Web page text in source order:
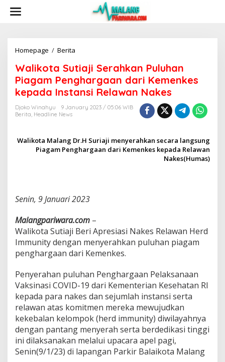
Homepage / Berita
l
i
k
o
t
t
i
e
r
h
k
a
P
l
u
h
n
P
i
a
g
a
Walikota Sutiaji Serahkan Puluhan
Piagam Penghargaan dari Kemenkes
kepada Instansi Relawan Nakes
Djoko Winahyu
9 January 2023 / 05:06 WIB
Berita, Headline News
Walikota Malang Dr.H Suriaji menyerahkan secara langsung
Piagam Penghargaan dari Kemenkes kepada Relawan
Nakes(Humas)
Senin, 9 Januari 2023
Malangpariwara.com –
Walikota Sutiaji Beri Apresiasi Nakes Relawan Herd
Immunity dengan menyerahkan puluhan piagam
penghargaan dari Kemenkes.
Penyerahan puluhan Penghargaan Pelaksanaan
Vaksinasi COVID-19 dari Kementerian Kesehatan RI
kepada para nakes dan sejumlah instansi serta
relawan atas komitmen mereka mewujudkan
kekebalan kelompok (herd immunity) diwilayahnya
dengan pantang menyerah serta berdedikasi tinggi
ini dilaksanakan melalui upacara apel pagi,
Senin(9/1/23) di lapangan Parkir Balaikota Malang